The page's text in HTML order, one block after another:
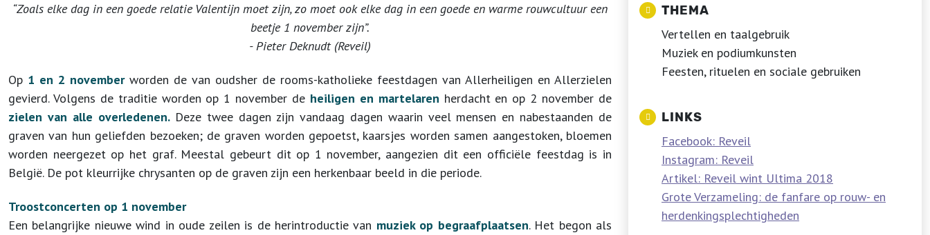
“Zoals elke dag in een goede relatie Valentijn moet zijn, zo moet ook elke dag in een goede en warme rouwcultuur een
beetje 1 november zijn”.
- Pieter Deknudt (Reveil)
Op 1 en 2 november worden de van oudsher de rooms-katholieke feestdagen van Allerheiligen en Allerzielen
gevierd. Volgens de traditie worden op 1 november de heiligen en martelaren herdacht en op 2 november de
zielen van alle overledenen.Deze twee dagen zijn vandaag dagen waarin veel mensen en nabestaanden de
graven van hun geliefden bezoeken; de graven worden gepoetst, kaarsjes worden samen aangestoken, bloemen
worden neergezet op het graf. Meestal gebeurt dit op 1 november, aangezien dit een officiële feestdag is in
België. De pot kleurrijke chrysanten op de graven zijn een herkenbaar beeld in die periode.
Troostconcerten op 1 november
Een belangrijke nieuwe wind in oude zeilen is de herintroductie van muziek op begraafplaatsen. Het begon als
THEMA
Vertellen en taalgebruik
Muziek en podiumkunsten
Feesten, rituelen en sociale gebruiken
LINKS
Facebook: Reveil
Instagram: Reveil
Artikel: Reveil wint Ultima 2018
Grote Verzameling: de fanfare op rouw- en
herdenkingsplechtigheden